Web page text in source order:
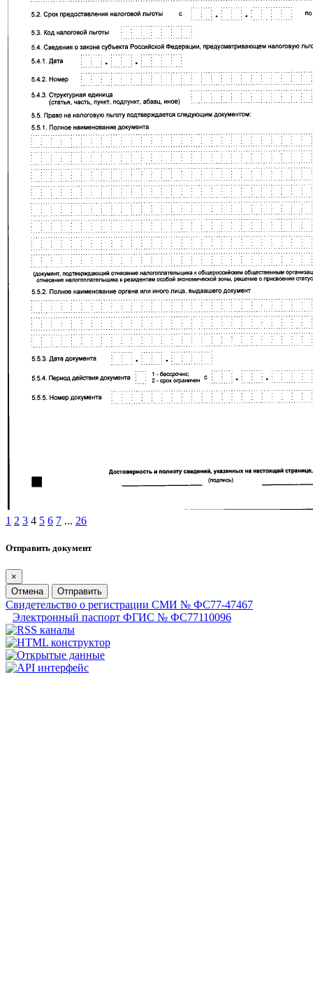
1 2 3 4 5 6 7 ... 26
Отправить документ
×
Отмена
Отправить
Свидетельство о регистрации СМИ № ФС77-47467
Электронный паспорт ФГИС № ФС77110096